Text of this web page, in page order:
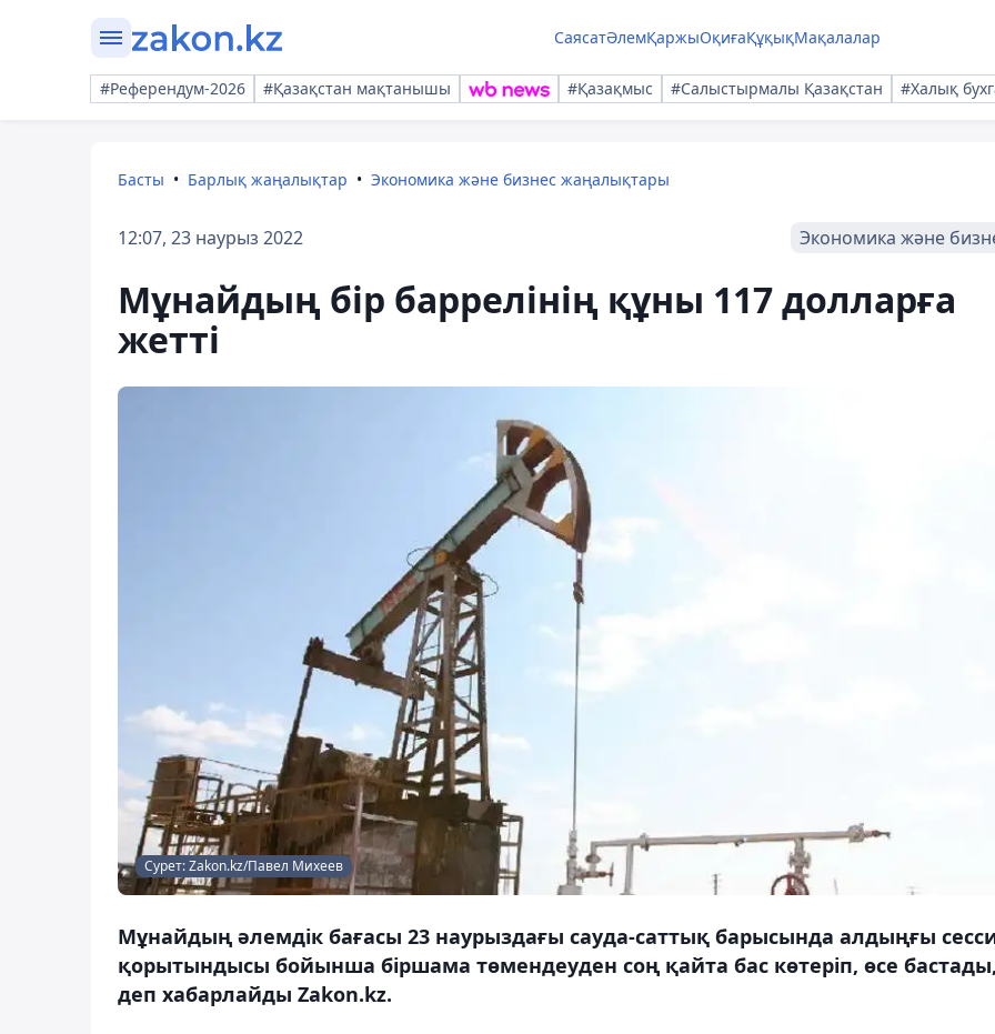
СаясатӘлемҚаржыОқиғаҚұқықМақалалар
#Референдум-2026 #Қазақстан мақтанышы #Қазақмыс #Салыстырмалы Қазақстан #Халық
Басты Барлық жаңалықтар Экономика және бизнес жаңалықтары
12:07, 23 наурыз 2022 Экономика және
Мұнайдың бір баррелінің құны 117 долларға
жетті
Сурет: Zakon.kz/Павел Михеев
Мұнайдың әлемдік бағасы 23 наурыздағы сауда-саттық барысында алдыңғы
қорытындысы бойынша біршама төмендеуден соң қайта бас көтеріп, өсе
деп хабарлайды Zakon.kz.